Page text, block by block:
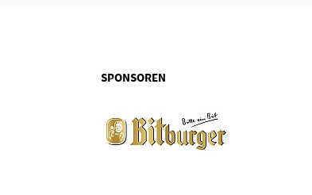
SPONSOREN